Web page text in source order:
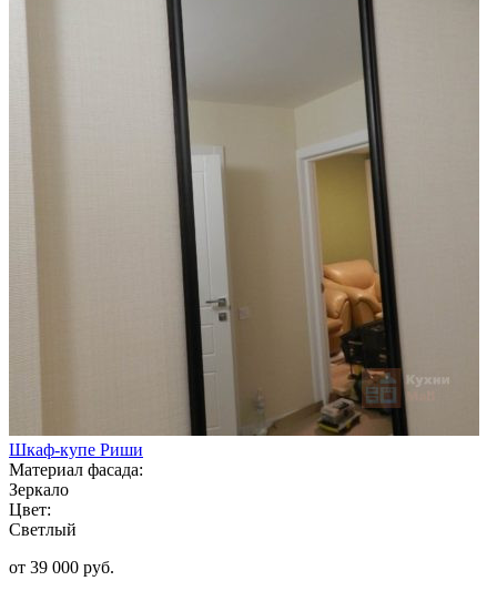
Шкаф-купе Риши
Материал фасада:
Зеркало
Цвет:
Светлый
от 39 000 руб.